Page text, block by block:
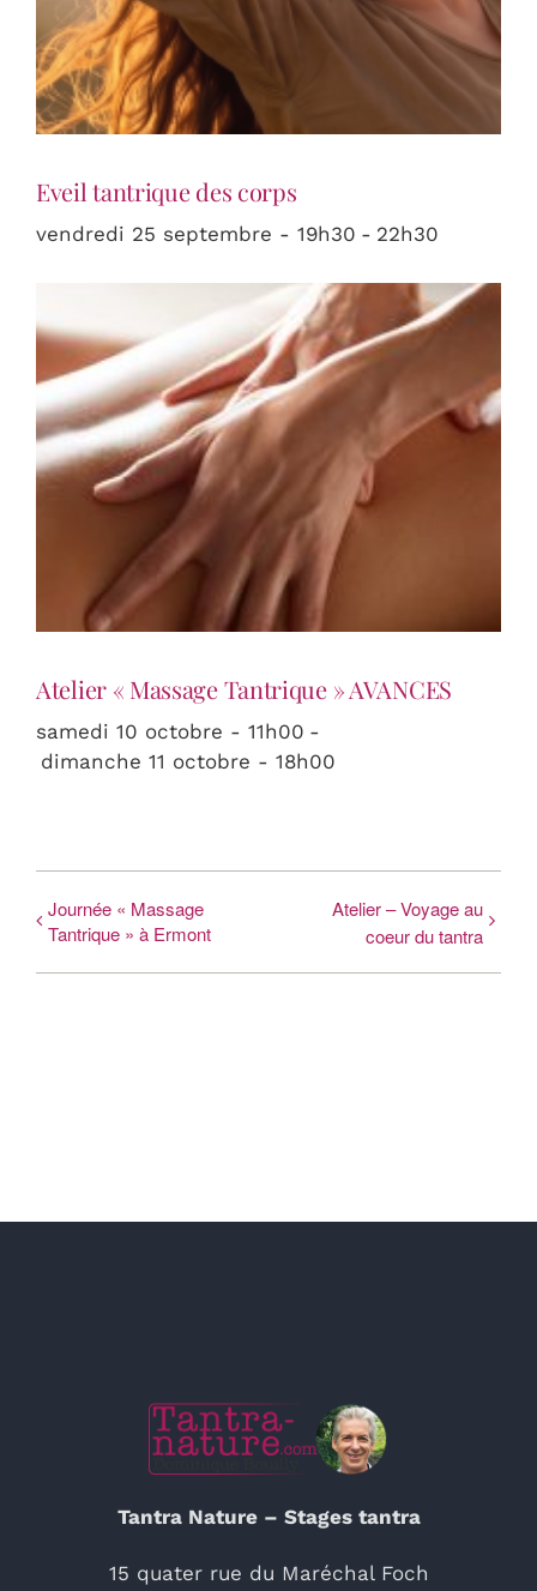
Eveil tantrique des corps
vendredi 25 septembre - 19h30 - 22h30
Atelier « Massage Tantrique » AVANCES
samedi 10 octobre - 11h00 -
dimanche 11 octobre - 18h00
Journée « Massage
Tantrique » à Ermont
Atelier – Voyage au
coeur du tantra
Tantra Nature – Stages tantra
15 quater rue du Maréchal Foch